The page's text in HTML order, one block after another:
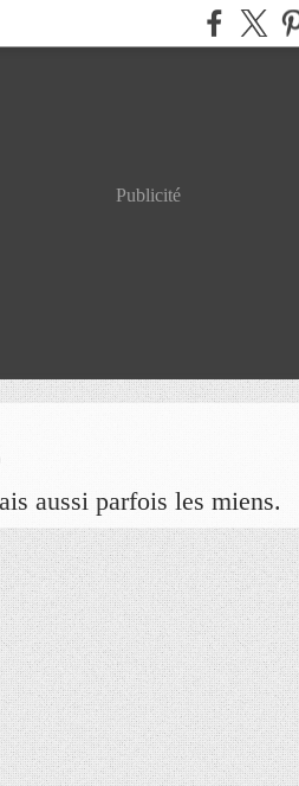
Publicité
aussi parfois les miens.